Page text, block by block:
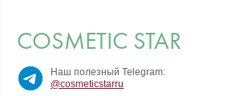
COSMETIC STAR
Наш полезный Telegram:
@cosmeticstarru